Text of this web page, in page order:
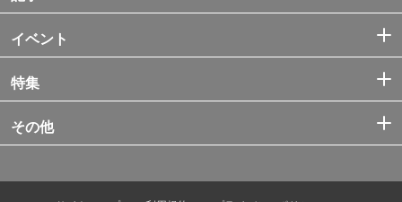
イベント
特集
その他